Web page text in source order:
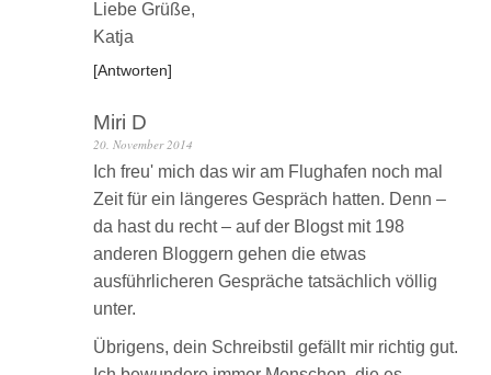
Liebe Grüße,
Katja
Antworten
Miri D
20. November 2014
Ich freu' mich das wir am Flughafen noch mal
Zeit für ein längeres Gespräch hatten. Denn –
da hast du recht – auf der Blogst mit 198
anderen Bloggern gehen die etwas
ausführlicheren Gespräche tatsächlich völlig
unter.
Übrigens, dein Schreibstil gefällt mir richtig gut.